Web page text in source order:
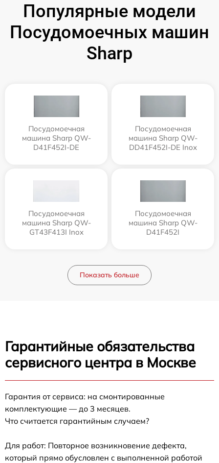
Популярные модели
Посудомоечных машин
Sharp
Посудомоечная
машина Sharp QW-
D41F452I-DE
Посудомоечная
машина Sharp QW-
DD41F452I-DE Inox
Посудомоечная
машина Sharp QW-
GT43F413I Inox
Посудомоечная
машина Sharp QW-
D41F452I
Показать больше
Гарантийные обязательства
сервисного центра в Москве
Гарантия от сервиса: на смонтированные
комплектующие — до 3 месяцев.
Что считается гарантийным случаем?
Для работ: Повторное возникновение дефекта,
который прямо обусловлен с выполненной работой